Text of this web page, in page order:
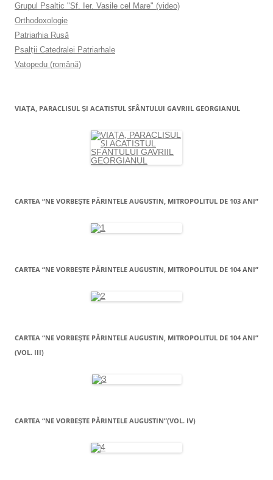
Grupul Psaltic "Sf. Ier. Vasile cel Mare" (video)
Orthodoxologie
Patriarhia Rusă
Psalţii Catedralei Patriarhale
Vatopedu (română)
VIAŢA, PARACLISUL ŞI ACATISTUL SFÂNTULUI GAVRIIL GEORGIANUL
CARTEA “NE VORBEŞTE PĂRINTELE AUGUSTIN, MITROPOLITUL DE 103 ANI”
CARTEA “NE VORBEŞTE PĂRINTELE AUGUSTIN, MITROPOLITUL DE 104 ANI”
CARTEA “NE VORBEŞTE PĂRINTELE AUGUSTIN, MITROPOLITUL DE 104 ANI”
(VOL. III)
CARTEA “NE VORBEŞTE PĂRINTELE AUGUSTIN”(VOL. IV)